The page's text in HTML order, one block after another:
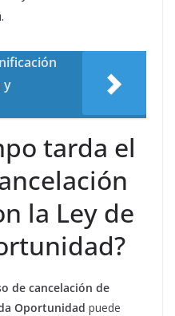
y
tarda el
la Ley de
de cancelación de
Oportunidad puede